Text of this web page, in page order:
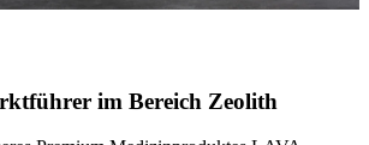
im Bereich Zeolith